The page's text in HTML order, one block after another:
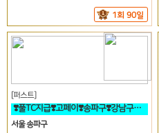
1회 90일
[퍼스트]
❣️풀TC지급❣️고페이❣️송파구❣️강남구❣️분당❣️가락동❣️역삼동❣️논현
서울 송파구